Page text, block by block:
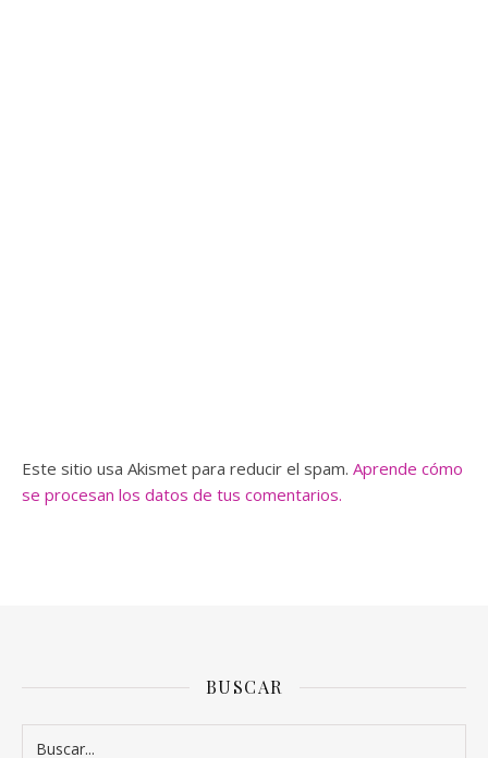
Este sitio usa Akismet para reducir el spam. Aprende cómo
se procesan los datos de tus comentarios.
BUSCAR